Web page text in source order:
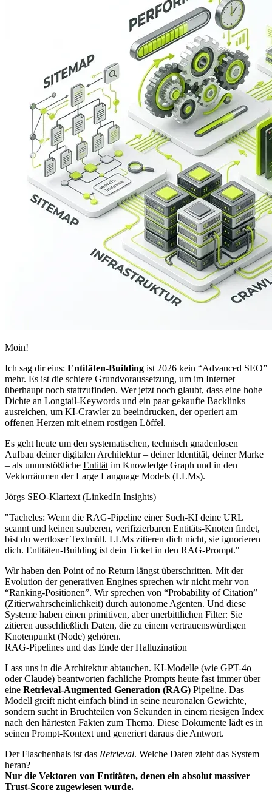
Moin!
Ich sag dir eins: Entitäten-Building ist 2026 kein “Advanced SEO”
mehr. Es ist die schiere Grundvoraussetzung, um im Internet
überhaupt noch stattzufinden. Wer jetzt noch glaubt, dass eine hohe
Dichte an Longtail-Keywords und ein paar gekaufte Backlinks
ausreichen, um KI-Crawler zu beeindrucken, der operiert am
offenen Herzen mit einem rostigen Löffel.
Es geht heute um den systematischen, technisch gnadenlosen
Aufbau deiner digitalen Architektur – deiner Identität, deiner Marke
– als unumstößliche Entität im Knowledge Graph und in den
Vektorräumen der Large Language Models (LLMs).
Jörgs SEO-Klartext (LinkedIn Insights)
"Tacheles: Wenn die RAG-Pipeline einer Such-KI deine URL
scannt und keinen sauberen, verifizierbaren Entitäts-Knoten findet,
bist du wertloser Textmüll. LLMs zitieren dich nicht, sie ignorieren
dich. Entitäten-Building ist dein Ticket in den RAG-Prompt."
Wir haben den Point of no Return längst überschritten. Mit der
Evolution der generativen Engines sprechen wir nicht mehr von
“Ranking-Positionen”. Wir sprechen von “Probability of Citation”
(Zitierwahrscheinlichkeit) durch autonome Agenten. Und diese
Systeme haben einen primitiven, aber unerbittlichen Filter: Sie
zitieren ausschließlich Daten, die zu einem vertrauenswürdigen
Knotenpunkt (Node) gehören.
RAG-Pipelines und das Ende der Halluzination
Lass uns in die Architektur abtauchen. KI-Modelle (wie GPT-4o
oder Claude) beantworten fachliche Prompts heute fast immer über
eine Retrieval-Augmented Generation (RAG) Pipeline. Das
Modell greift nicht einfach blind in seine neuronalen Gewichte,
sondern sucht in Bruchteilen von Sekunden in einem riesigen Index
nach den härtesten Fakten zum Thema. Diese Dokumente lädt es in
seinen Prompt-Kontext und generiert daraus die Antwort.
Der Flaschenhals ist das Retrieval. Welche Daten zieht das System
heran?
Nur die Vektoren von Entitäten, denen ein absolut massiver
Trust-Score zugewiesen wurde.